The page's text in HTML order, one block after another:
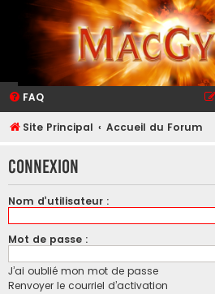
FAQ
Site Principal Accueil du Forum
Connexion
Nom d’utilisateur :
Mot de passe :
J’ai oublié mon mot de passe
Renvoyer le courriel d’activation